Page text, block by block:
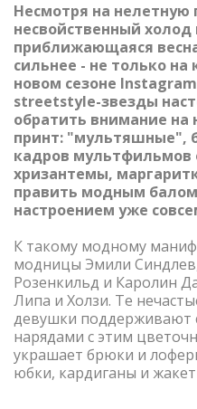
Несмотря на нелетную
несвойственный
приближающаяся
сильнее - не только
новом сезоне
streetstyle-звезды
обратить внимание
принт: "мультяшные",
кадров мультфильмов
хризантемы,
править модным
настроением уже
К такому модному
модницы Эмили
Розенкильд и Каролин
Липа и Холзи. Те
девушки поддерживают
нарядами с этим
украшает брюки и
юбки, кардиганы и